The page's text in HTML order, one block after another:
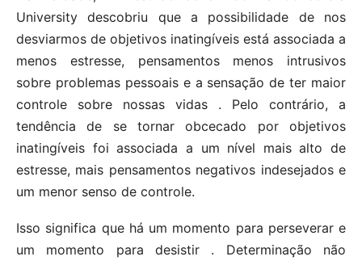
University descobriu que a possibilidade de nos
desviarmos de objetivos inatingíveis está associada a
menos estresse, pensamentos menos intrusivos
sobre problemas pessoais e a sensação de ter maior
controle sobre nossas vidas . Pelo contrário, a
tendência de se tornar obcecado por objetivos
inatingíveis foi associada a um nível mais alto de
estresse, mais pensamentos negativos indesejados e
um menor senso de controle.
Isso significa que há um momento para perseverar e
um momento para desistir . Determinação não